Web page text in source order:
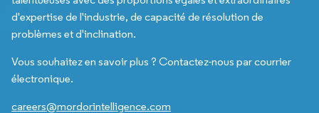
d'expertise de l'industrie, de capacité de résolution de
problèmes et d'inclination.
Vous souhaitez en savoir plus ? Contactez-nous par courrier
électronique.
careers@mordorintelligence.com